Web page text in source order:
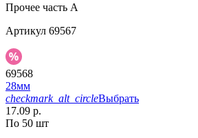
Прочее часть A
Артикул 69567
69568
28мм
checkmark_alt_circleВыбрать
17.09 р.
По 50 шт